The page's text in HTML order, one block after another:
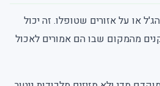
או על אזורים שטופלו. זה יכול
מהמקום שבו הם אמורים לאכול